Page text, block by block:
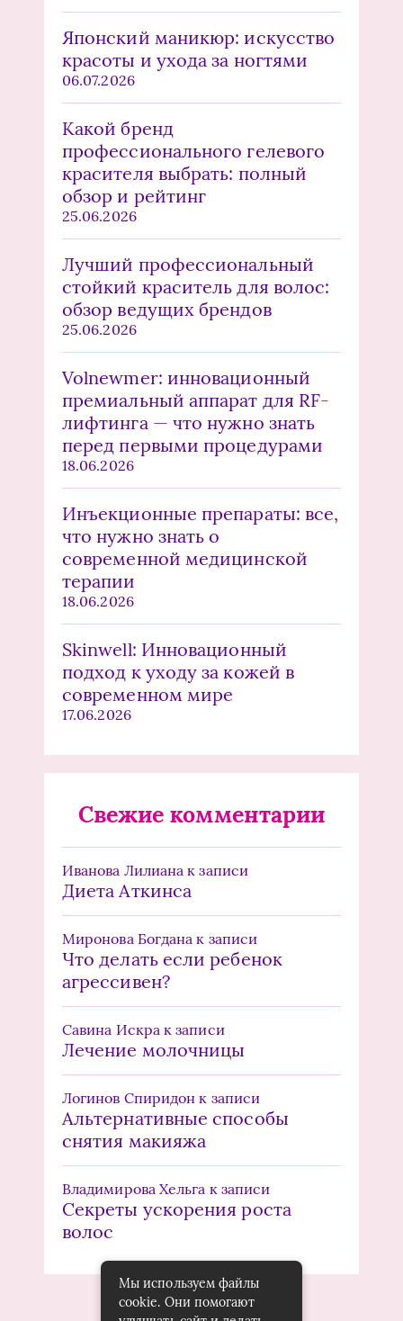
Японский маникюр: искусство
красоты и ухода за ногтями
06.07.2026
Какой бренд
профессионального гелевого
красителя выбрать: полный
обзор и рейтинг
25.06.2026
Лучший профессиональный
стойкий краситель для волос:
обзор ведущих брендов
25.06.2026
Volnewmer: инновационный
премиальный аппарат для RF-
лифтинга — что нужно знать
перед первыми процедурами
18.06.2026
Инъекционные препараты: все,
что нужно знать о
современной медицинской
терапии
18.06.2026
Skinwell: Инновационный
подход к уходу за кожей в
современном мире
17.06.2026
Свежие комментарии
Иванова Лилиана к записи
Диета Аткинса
Миронова Богдана к записи
Что делать если ребенок
агрессивен?
Савина Искрак записи
Лечение молочницы
Логинов Спиридон к записи
Альтернативные способы
снятия макияжа
Владимирова Хельга к записи
Секреты ускорения роста
волос
Мы используем файлы
cookie. Они помогают